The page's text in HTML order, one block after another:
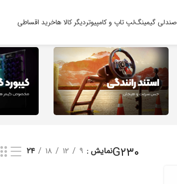
گیمینگلپ تاپ و کامپیوتردیگر کالا هاخرید اقساطی
G۲۳۰نمایش ۹ ۱۲ ۱۸ ۲۴